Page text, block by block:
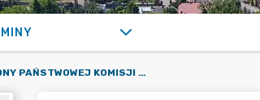
LINK DO STRONY PAŃSTWOWEJ KOMISJI WYBORCZEJ